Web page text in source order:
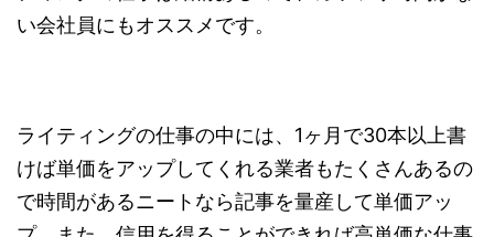
い会社員にもオススメです。
ライティングの仕事の中には、1ヶ月で30本以上書
けば単価をアップしてくれる業者もたくさんあるの
で時間があるニートなら記事を量産して単価アッ